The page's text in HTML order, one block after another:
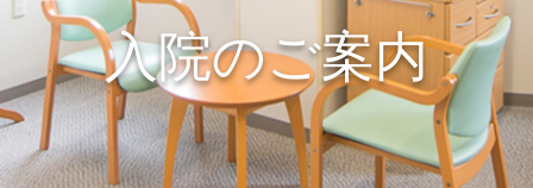
入院のご案内